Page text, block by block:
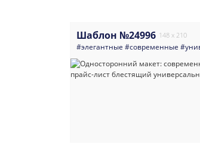
Шаблон №24996 148 x 210
#элегантные #современные